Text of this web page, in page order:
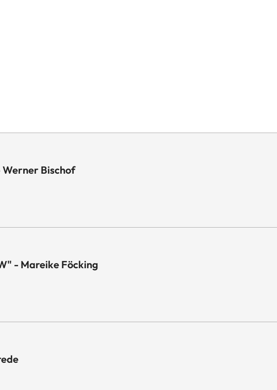
Werner Bischof
- Mareike Föcking